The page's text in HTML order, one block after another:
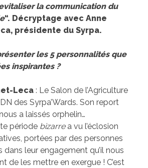
la communication du
“. Décryptage avec Anne
présidente du Syrpa.
les 5 personnalités que
inspirantes ?
Leca : Le Salon de l’Agriculture
des Syrpa’Wards. Son report
a laissés orphelin…
période bizarrea vu l’éclosion
portées par des personnes
dans leur engagement qu’il nous
de les mettre en exergue ! C’est